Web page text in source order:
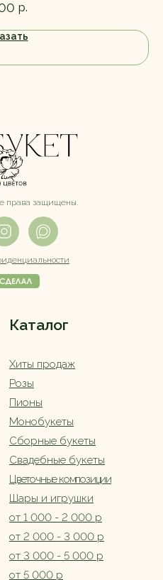
р.
Каталог
Сборные букеты
Свадебные букеты
права защищены.
Хиты продаж
Монобукеты
Цветочные композиции
от 5 000 р
Шары и игрушки
от 1 000 - 2 000 р
от 2 000 - 3 000 р
от 3 000 - 5 000 р
Розы
Пионы